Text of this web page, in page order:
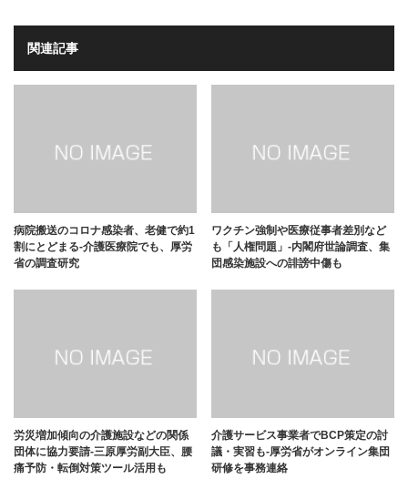
関連記事
病院搬送のコロナ感染者、老健で約1
割にとどまる-介護医療院でも、厚労
省の調査研究
ワクチン強制や医療従事者差別など
も「人権問題」-内閣府世論調査、集
団感染施設への誹謗中傷も
労災増加傾向の介護施設などの関係
団体に協力要請-三原厚労副大臣、腰
痛予防・転倒対策ツール活用も
介護サービス事業者でBCP策定の討
議・実習も-厚労省がオンライン集団
研修を事務連絡